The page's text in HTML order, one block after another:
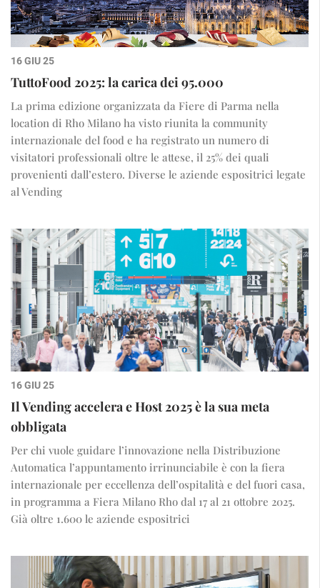
16 GIU 25
TuttoFood 2025: la carica dei 95.000
La prima edizione organizzata da Fiere di Parma nella
location di Rho Milano ha visto riunita la community
internazionale del food e ha registrato un numero di
visitatori professionali oltre le attese, il 25% dei quali
provenienti dall’estero. Diverse le aziende espositrici legate
al Vending
16 GIU 25
Il Vending accelera e Host 2025 è la sua meta
obbligata
Per chi vuole guidare l’innovazione nella Distribuzione
Automatica l’appuntamento irrinunciabile è con la fiera
internazionale per eccellenza dell’ospitalità e del fuori casa,
in programma a Fiera Milano Rho dal 17 al 21 ottobre 2025.
Già oltre 1.600 le aziende espositrici